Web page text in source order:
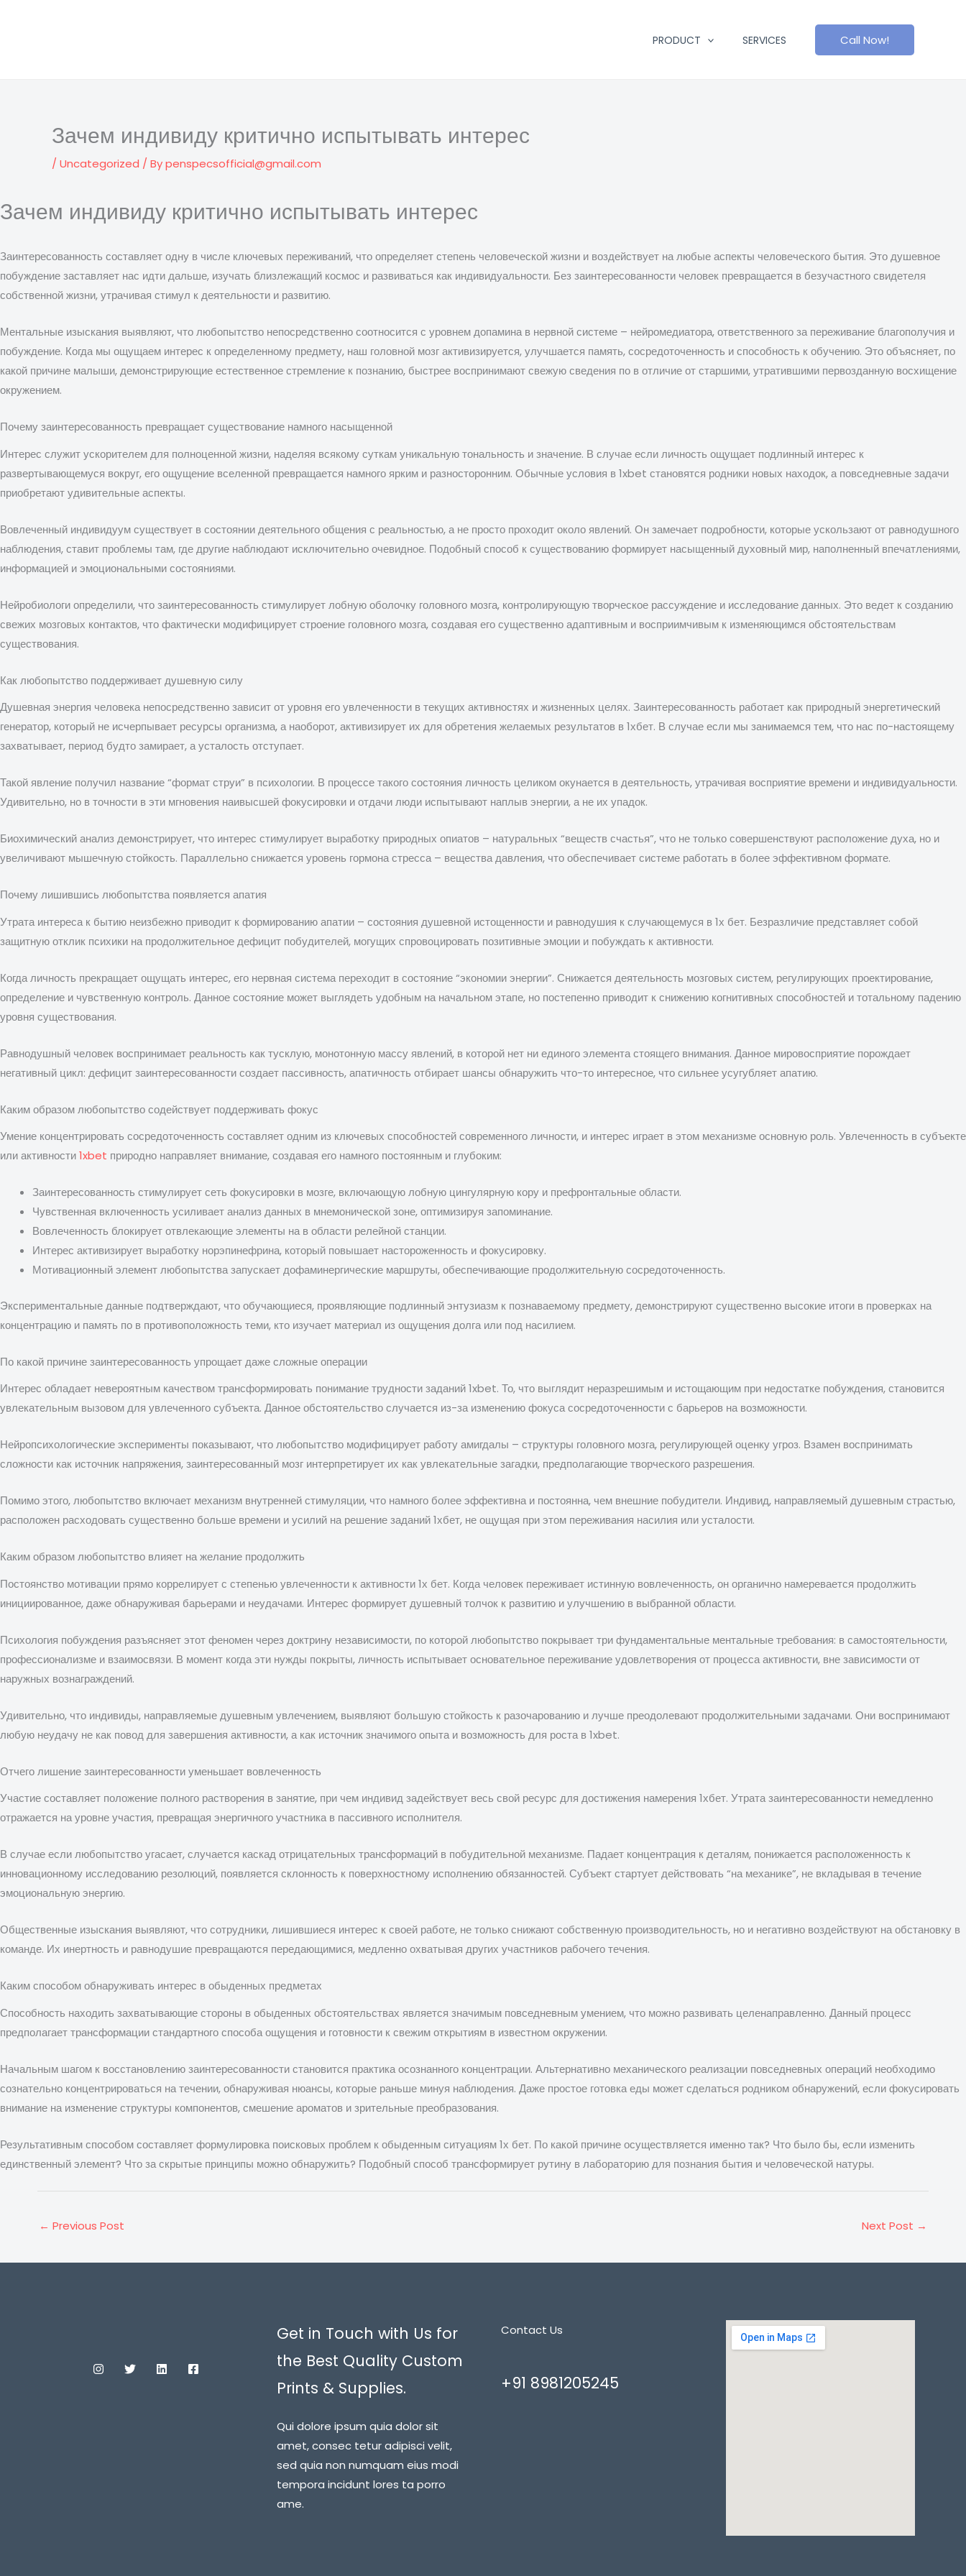
PRODUCT SERVICES Call Now!
Зачем индивиду критично испытывать интерес
/ Uncategorized / Bypenspecsofficial@gmail.com
Зачем индивиду критично испытывать интерес
Заинтересованность составляет одну в числе ключевых переживаний, что определяет степень человеческой жизни и воздействует на любые аспекты человеческого бытия. Это душевное
побуждение заставляет нас идти дальше, изучать близлежащий космос и развиваться как индивидуальности. Без заинтересованности человек превращается в безучастного свидетеля
собственной жизни, утрачивая стимул к деятельности и развитию.
Ментальные изыскания выявляют, что любопытство непосредственно соотносится с уровнем допамина в нервной системе – нейромедиатора, ответственного за переживание благополучия и
побуждение. Когда мы ощущаем интерес к определенному предмету, наш головной мозг активизируется, улучшается память, сосредоточенность и способность к обучению. Это объясняет, по
какой причине малыши, демонстрирующие естественное стремление к познанию, быстрее воспринимают свежую сведения по в отличие от старшими, утратившими первозданную восхищение
окружением.
Почему заинтересованность превращает существование намного насыщенной
Интерес служит ускорителем для полноценной жизни, наделяя всякому суткам уникальную тональность и значение. В случае если личность ощущает подлинный интерес к
развертывающемуся вокруг, его ощущение вселенной превращается намного ярким и разносторонним. Обычные условия в 1xbet становятся родники новых находок, а повседневные задачи
приобретают удивительные аспекты.
Вовлеченный индивидуум существует в состоянии деятельного общения с реальностью, а не просто проходит около явлений. Он замечает подробности, которые ускользают от равнодушного
наблюдения, ставит проблемы там, где другие наблюдают исключительно очевидное. Подобный способ к существованию формирует насыщенный духовный мир, наполненный впечатлениями,
информацией и эмоциональными состояниями.
Нейробиологи определили, что заинтересованность стимулирует лобную оболочку головного мозга, контролирующую творческое рассуждение и исследование данных. Это ведет к созданию
свежих мозговых контактов, что фактически модифицирует строение головного мозга, создавая его существенно адаптивным и восприимчивым к изменяющимся обстоятельствам
существования.
Как любопытство поддерживает душевную силу
Душевная энергия человека непосредственно зависит от уровня его увлеченности в текущих активностях и жизненных целях. Заинтересованность работает как природный энергетический
генератор, который не исчерпывает ресурсы организма, а наоборот, активизирует их для обретения желаемых результатов в 1хбет. В случае если мы занимаемся тем, что нас по-настоящему
захватывает, период будто замирает, а усталость отступает.
Такой явление получил название “формат струи” в психологии. В процессе такого состояния личность целиком окунается в деятельность, утрачивая восприятие времени и индивидуальности.
Удивительно, но в точности в эти мгновения наивысшей фокусировки и отдачи люди испытывают наплыв энергии, а не их упадок.
Биохимический анализ демонстрирует, что интерес стимулирует выработку природных опиатов – натуральных “веществ счастья”, что не только совершенствуют расположение духа, но и
увеличивают мышечную стойкость. Параллельно снижается уровень гормона стресса – вещества давления, что обеспечивает системе работать в более эффективном формате.
Почему лишившись любопытства появляется апатия
Утрата интереса к бытию неизбежно приводит к формированию апатии – состояния душевной истощенности и равнодушия к случающемуся в 1х бет. Безразличие представляет собой
защитную отклик психики на продолжительное дефицит побудителей, могущих спровоцировать позитивные эмоции и побуждать к активности.
Когда личность прекращает ощущать интерес, его нервная система переходит в состояние “экономии энергии”. Снижается деятельность мозговых систем, регулирующих проектирование,
определение и чувственную контроль. Данное состояние может выглядеть удобным на начальном этапе, но постепенно приводит к снижению когнитивных способностей и тотальному падению
уровня существования.
Равнодушный человек воспринимает реальность как тусклую, монотонную массу явлений, в которой нет ни единого элемента стоящего внимания. Данное мировосприятие порождает
негативный цикл: дефицит заинтересованности создает пассивность, апатичность отбирает шансы обнаружить что-то интересное, что сильнее усугубляет апатию.
Каким образом любопытство содействует поддерживать фокус
Умение концентрировать сосредоточенность составляет одним из ключевых способностей современного личности, и интерес играет в этом механизме основную роль. Увлеченность в субъекте
или активности1xbet природно направляет внимание, создавая его намного постоянным и глубоким:
Заинтересованность стимулирует сеть фокусировки в мозге, включающую лобную цингулярную кору и префронтальные области.
Чувственная включенность усиливает анализ данных в мнемонической зоне, оптимизируя запоминание.
Вовлеченность блокирует отвлекающие элементы на в области релейной станции.
Интерес активизирует выработку норэпинефрина, который повышает настороженность и фокусировку.
Мотивационный элемент любопытства запускает дофаминергические маршруты, обеспечивающие продолжительную сосредоточенность.
Экспериментальные данные подтверждают, что обучающиеся, проявляющие подлинный энтузиазм к познаваемому предмету, демонстрируют существенно высокие итоги в проверках на
концентрацию и память по в противоположность теми, кто изучает материал из ощущения долга или под насилием.
По какой причине заинтересованность упрощает даже сложные операции
Интерес обладает невероятным качеством трансформировать понимание трудности заданий 1xbet. То, что выглядит неразрешимым и истощающим при недостатке побуждения, становится
увлекательным вызовом для увлеченного субъекта. Данное обстоятельство случается из-за изменению фокуса сосредоточенности с барьеров на возможности.
Нейропсихологические эксперименты показывают, что любопытство модифицирует работу амигдалы – структуры головного мозга, регулирующей оценку угроз. Взамен воспринимать
сложности как источник напряжения, заинтересованный мозг интерпретирует их как увлекательные загадки, предполагающие творческого разрешения.
Помимо этого, любопытство включает механизм внутренней стимуляции, что намного более эффективна и постоянна, чем внешние побудители. Индивид, направляемый душевным страстью,
расположен расходовать существенно больше времени и усилий на решение заданий 1хбет, не ощущая при этом переживания насилия или усталости.
Каким образом любопытство влияет на желание продолжить
Постоянство мотивации прямо коррелирует с степенью увлеченности к активности 1х бет. Когда человек переживает истинную вовлеченность, он органично намеревается продолжить
инициированное, даже обнаруживая барьерами и неудачами. Интерес формирует душевный толчок к развитию и улучшению в выбранной области.
Психология побуждения разъясняет этот феномен через доктрину независимости, по которой любопытство покрывает три фундаментальные ментальные требования: в самостоятельности,
профессионализме и взаимосвязи. В момент когда эти нужды покрыты, личность испытывает основательное переживание удовлетворения от процесса активности, вне зависимости от
наружных вознаграждений.
Удивительно, что индивиды, направляемые душевным увлечением, выявляют большую стойкость к разочарованию и лучше преодолевают продолжительными задачами. Они воспринимают
любую неудачу не как повод для завершения активности, а как источник значимого опыта и возможность для роста в 1xbet.
Отчего лишение заинтересованности уменьшает вовлеченность
Участие составляет положение полного растворения в занятие, при чем индивид задействует весь свой ресурс для достижения намерения 1хбет. Утрата заинтересованности немедленно
отражается на уровне участия, превращая энергичного участника в пассивного исполнителя.
В случае если любопытство угасает, случается каскад отрицательных трансформаций в побудительной механизме. Падает концентрация к деталям, понижается расположенность к
инновационному исследованию резолюций, появляется склонность к поверхностному исполнению обязанностей. Субъект стартует действовать “на механике”, не вкладывая в течение
эмоциональную энергию.
Общественные изыскания выявляют, что сотрудники, лишившиеся интерес к своей работе, не только снижают собственную производительность, но и негативно воздействуют на обстановку в
команде. Их инертность и равнодушие превращаются передающимися, медленно охватывая других участников рабочего течения.
Каким способом обнаруживать интерес в обыденных предметах
Способность находить захватывающие стороны в обыденных обстоятельствах является значимым повседневным умением, что можно развивать целенаправленно. Данный процесс
предполагает трансформации стандартного способа ощущения и готовности к свежим открытиям в известном окружении.
Начальным шагом к восстановлению заинтересованности становится практика осознанного концентрации. Альтернативно механического реализации повседневных операций необходимо
сознательно концентрироваться на течении, обнаруживая нюансы, которые раньше минуя наблюдения. Даже простое готовка еды может сделаться родником обнаружений, если фокусировать
внимание на изменение структуры компонентов, смешение ароматов и зрительные преобразования.
Результативным способом составляет формулировка поисковых проблем к обыденным ситуациям 1х бет. По какой причине осуществляется именно так? Что было бы, если изменить
единственный элемент? Что за скрытые принципы можно обнаружить? Подобный способ трансформирует рутину в лабораторию для познания бытия и человеческой натуры.
← Previous Post Next Post →
Get in Touch with Us for
the Best Quality Custom
Prints & Supplies.
Qui dolore ipsum quia dolor sit
amet, consec tetur adipisci velit,
sed quia non numquam eius modi
tempora incidunt lores ta porro
ame.
Contact Us
+91 8981205245